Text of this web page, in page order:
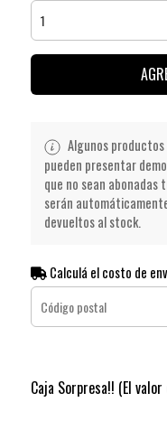
Algunos
pueden presentar
que no sean abonadas
serán
devueltos al stock.
Calculá el costo de
Caja Sorpresa!! (El